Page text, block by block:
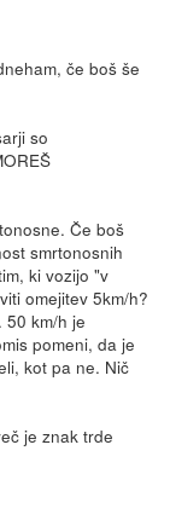
če boš še
so
Če boš
smrtonosnih
ki vozijo "v
omejitev 5km/h?
50 km/h je
pomeni, da je
kot pa ne. Nič
je znak trde